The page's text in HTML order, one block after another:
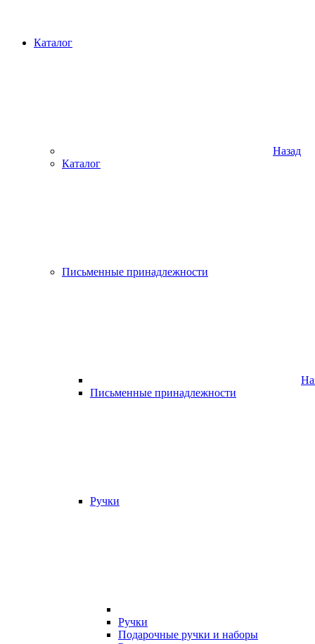
Каталог
Назад
Каталог
Письменные принадлежности
Письменные принадлежности
Ручки
Ручки
Подарочные ручки и наборы